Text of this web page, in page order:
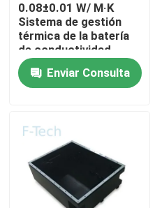
Control de calidad
Contacta con nosotros
Casos de trabajo
Solicitar una cita
0.08±0.01 W/ M·K
Sistema de gestión
térmica de la batería
de conductividad
térmica para
automóviles /
vehículos eléctricos
Enviar Consulta